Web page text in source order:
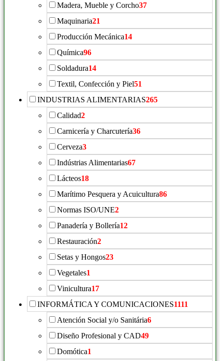
Madera, Mueble y Corcho37
Maquinaria21
Producción Mecánica14
Química96
Soldadura14
Textil, Confección y Piel51
INDUSTRIAS ALIMENTARIAS265
Calidad2
Carnicería y Charcutería36
Cerveza3
Indústrias Alimentarias67
Lácteos18
Marítimo Pesquera y Acuicultura86
Normas ISO/UNE2
Panadería y Bollería12
Restauración2
Setas y Hongos23
Vegetales1
Vinicultura17
INFORMÁTICA Y COMUNICACIONES1111
Atención Social y/o Sanitária6
Diseño Profesional y CAD49
Domótica1